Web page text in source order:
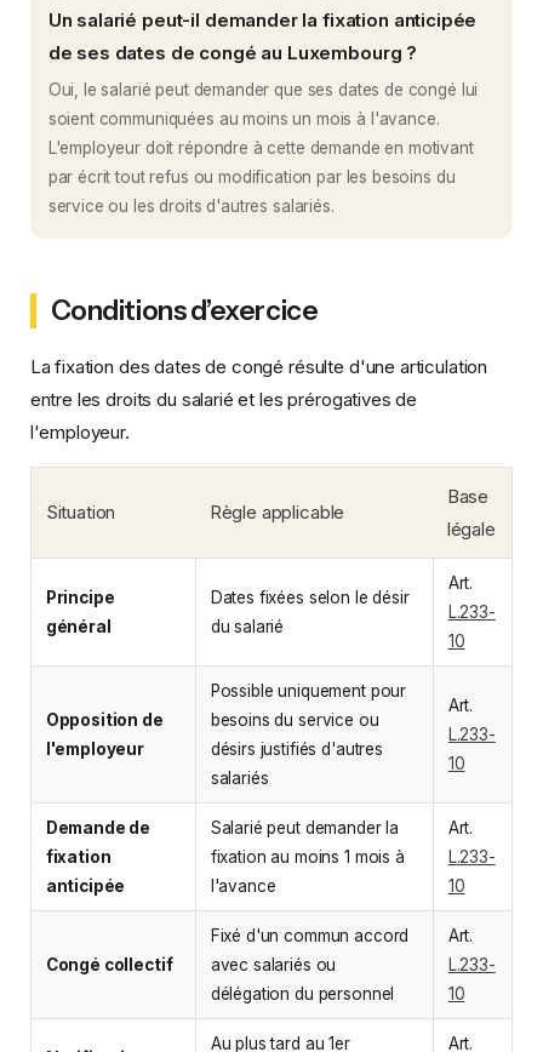
Un salarié peut-il demander la fixation anticipée
de ses dates de congé au Luxembourg ?
Oui, le salarié peut demander que ses dates de congé lui
soient communiquées au moins un mois à l'avance.
L'employeur doit répondre à cette demande en motivant
par écrit tout refus ou modification par les besoins du
service ou les droits d'autres salariés.
Conditions d’exercice
La fixation des dates de congé résulte d'une articulation
entre les droits du salarié et les prérogatives de
l'employeur.
Situation Règle applicable
Base
légale
Principe
général
Dates fixées selon le désir
du salarié
Art.
L.233-
10
Opposition de
l'employeur
Possible uniquement pour
besoins du service ou
désirs justifiés d'autres
salariés
Art.
L.233-
10
Demande de
fixation
anticipée
Salarié peut demander la
fixation au moins 1 mois à
l'avance
Art.
L.233-
10
Congé collectif
Fixé d'un commun accord
avec salariés ou
délégation du personnel
Art.
L.233-
10
Au plus tard au 1er Art.